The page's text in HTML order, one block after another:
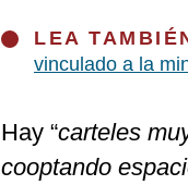
LEA
vinculado a la
Hay “carteles
cooptando